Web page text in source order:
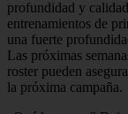
profundidad y
entrenamientos de
una fuerte
Las próximas
roster pueden
la próxima campaña.